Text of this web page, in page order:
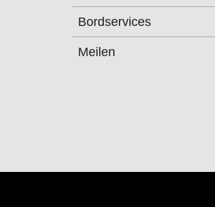
Bordservices
Meilen